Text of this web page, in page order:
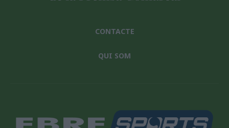
CONTACTE
QUI SOM